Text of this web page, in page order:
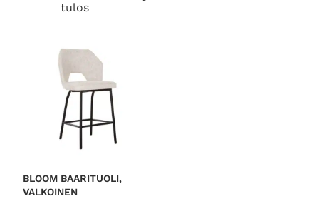
tulos
BLOOM BAARITUOLI,
VALKOINEN